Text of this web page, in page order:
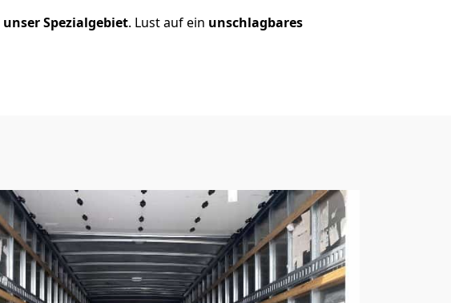
unser Spezialgebiet. Lust auf ein unschlagbares